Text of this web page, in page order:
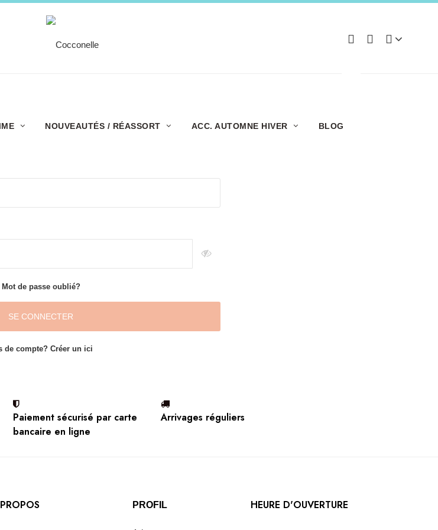
NOUVEAUTÉS / RÉASSORT ACC. AUTOMNE HIVER BLOG
à votre compte
Mot de passe oublié?
SE CONNECTER
de compte? Créer un ici
Paiement sécurisé par carte
bancaire en ligne
Arrivages réguliers
PROFIL HEURE D'OUVERTURE